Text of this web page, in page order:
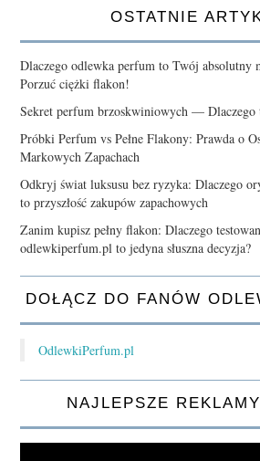
OSTATNIE
Dlaczego odlewka perfum to Twój absolutny
Porzuć ciężki flakon!
Sekret perfum brzoskwiniowych — Dlaczego
Próbki Perfum vs Pełne Flakony: Prawda o
Markowych Zapachach
Odkryj świat luksusu bez ryzyka: Dlaczego
to przyszłość zakupów zapachowych
Zanim kupisz pełny flakon: Dlaczego
odlewkiperfum.pl to jedyna słuszna decyzja?
DOŁĄCZ DO FANÓW
OdlewkiPerfum.pl
NAJLEPSZE